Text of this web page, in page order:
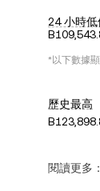
24 小時低
*以下數據
歷史最高
閱讀更多：